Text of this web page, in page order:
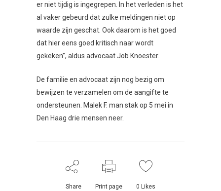
er niet tijdig is ingegrepen. In het verleden is het
al vaker gebeurd dat zulke meldingen niet op
waarde zijn geschat. Ook daarom is het goed
dat hier eens goed kritisch naar wordt
gekeken”, aldus advocaat Job Knoester.
De familie en advocaat zijn nog bezig om
bewijzen te verzamelen om de aangifte te
ondersteunen. Malek F. man stak op 5 mei in
Den Haag drie mensen neer.
Share Print page 0 Likes